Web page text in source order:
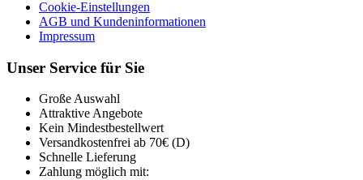
Cookie-Einstellungen
AGB und Kundeninformationen
Impressum
Unser Service für Sie
Große Auswahl
Attraktive Angebote
Kein Mindestbestellwert
Versandkostenfrei ab 70€ (D)
Schnelle Lieferung
Zahlung möglich mit: